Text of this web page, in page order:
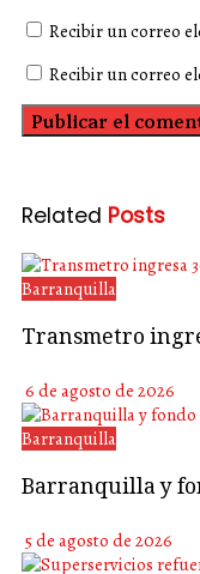
Recibir un correo
Recibir un correo
Related Posts
Barranquilla
Transmetro
6 de agosto de 2026
Barranquilla
Barranquilla y
5 de agosto de 2026